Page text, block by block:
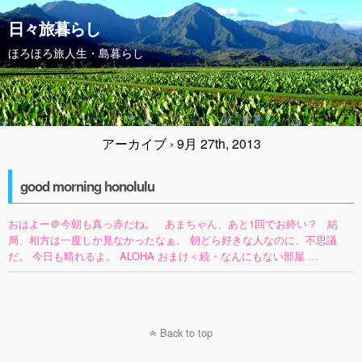
日々旅暮らし
ほろほろ旅人生・島暮らし
アーカイブ › 9月 27th, 2013
good morning honolulu
おはよー＠今朝も真っ赤だね。 あまちゃん、あと1回でお終い？ 結
局、相方は一度しか見なかったなぁ。 朝どら好きな人なのに、不思議
だ。 今日も晴れるよ。 ALOHA おまけ＜続・なんにもない部屋 …
Back to top